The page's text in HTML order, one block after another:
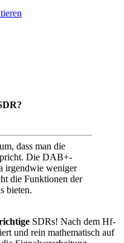
dass man die
Die DAB+-
irgendwie weniger
die Funktionen der
bieten.
SDRs! Nach dem Hf-
und rein mathematisch auf